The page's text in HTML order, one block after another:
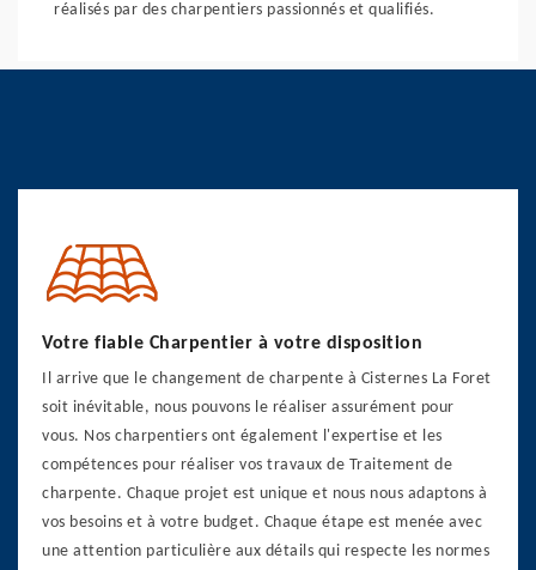
réalisés par des charpentiers passionnés et qualifiés.
Votre fiable Charpentier à votre disposition
Il arrive que le changement de charpente à Cisternes La Foret
soit inévitable, nous pouvons le réaliser assurément pour
vous. Nos charpentiers ont également l'expertise et les
compétences pour réaliser vos travaux de Traitement de
charpente. Chaque projet est unique et nous nous adaptons à
vos besoins et à votre budget. Chaque étape est menée avec
une attention particulière aux détails qui respecte les normes